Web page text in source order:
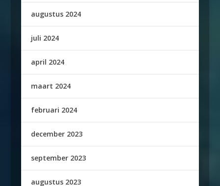
augustus 2024
juli 2024
april 2024
maart 2024
februari 2024
december 2023
september 2023
augustus 2023